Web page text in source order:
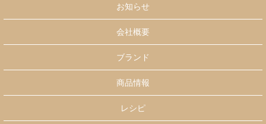
お知らせ
会社概要
ブランド
商品情報
レシピ